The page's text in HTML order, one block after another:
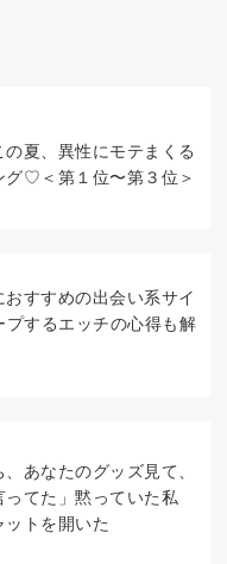
の夏、異性にモテまくる
グ♡＜第１位〜第３位＞
おすすめの出会い系サイ
プするエッチの心得も解
、あなたのグッズ見て、
ってた」黙っていた私
トを開いた